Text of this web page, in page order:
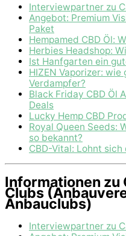
Interviewpartner zu
Angebot: Premium
Paket
Hempamed CBD Öl:
Herbies Headshop:
Ist Hanfgarten ein
HIZEN Vaporizer:
Verdampfer?
Black Friday CBD Öl
Deals
Lucky Hemp CBD
Royal Queen Seeds:
so bekannt?
CBD-Vital: Lohnt
Informationen zu
Clubs
Anbauclubs)
Interviewpartner zu